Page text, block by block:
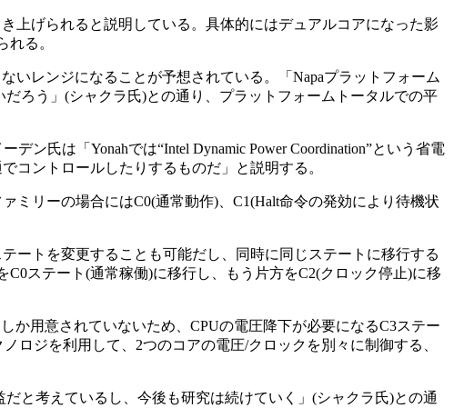
上げられると説明している。具体的にはデュアルコアになった影
れる。
レンジになることが予想されている。「Napaプラットフォーム
ろう」(シャクラ氏)との通り、プラットフォームトータルでの平
ン氏は「Yonahでは“Intel Dynamic Power Coordination”という省電
コントロールしたりするものだ」と説明する。
ミリーの場合にはC0(通常動作)、C1(Halt命令の発効により待機状
ートを変更することも可能だし、同時に同じステートに移行する
ステート(通常稼働)に移行し、もう片方をC2(クロック停止)に移
か用意されていないため、CPUの電圧降下が必要になるC3ステー
ロジを利用して、2つのコアの電圧/クロックを別々に制御する、
と考えているし、今後も研究は続けていく」(シャクラ氏)との通